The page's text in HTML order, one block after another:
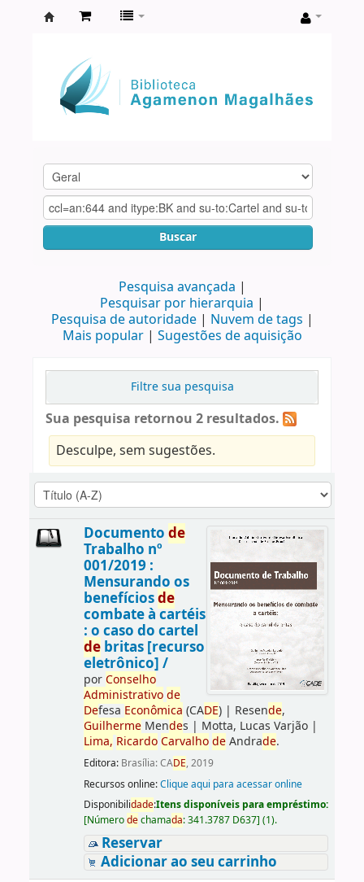
Agamenon
Magalhães
Buscar
Pesquisa avançada
Pesquisar por hierarquia
Pesquisa de autoridade
Nuvem de tags
Mais popular
Sugestões de aquisição
Filtre sua pesquisa
Sua pesquisa retornou 2 resultados.
Desculpe, sem sugestões.
Documento de
Trabalho nº
001/2019 :
Mensurando os
benefíciosde
combate à cartéis
: o caso do cartel
debritas [recurso
eletrônico] /
porConselho
Administrativo de
Defesa Econômica (CADE)| Resende,
GuilhermeMendes | Motta, Lucas Varjão|
Lima, Ricardo Carvalho deAndrade.
Editora: Brasília: CADE, 2019
Recursos online:Clique aqui para acessar online
Disponibilidade:Itens disponíveis para empréstimo:
[Númerodechamada:341.3787 D637] (1).
Reservar
Adicionar ao seu carrinho